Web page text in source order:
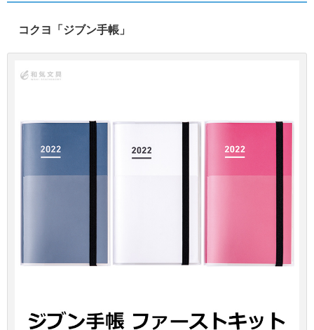
コクヨ「ジブン手帳」